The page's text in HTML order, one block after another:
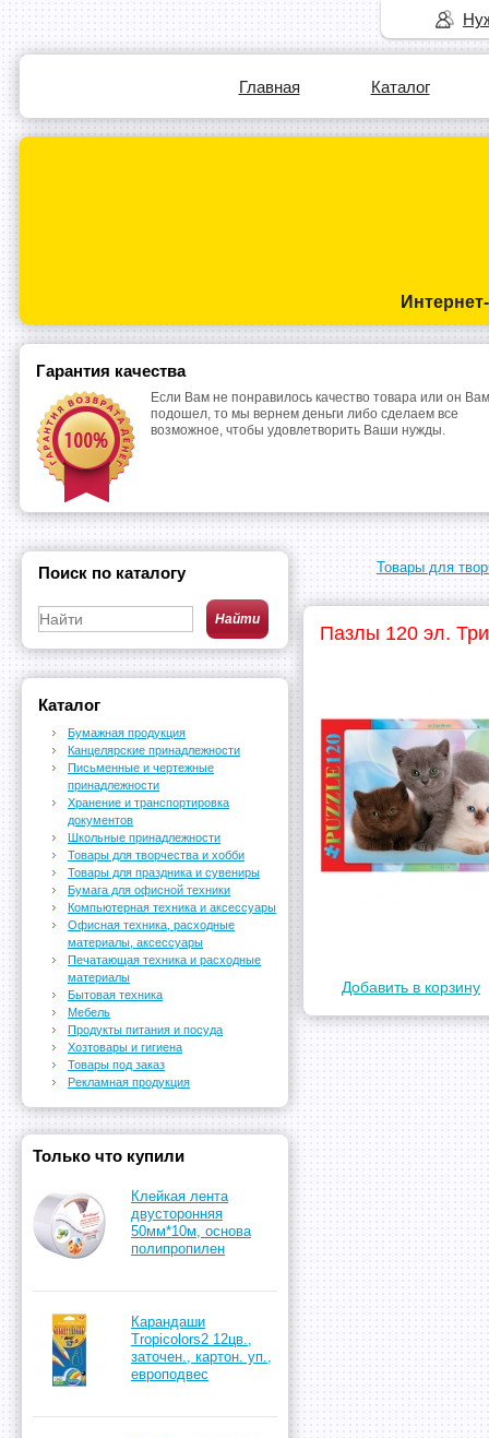
Главная Каталог
Гарантия качества
Если Вам не понравилось качество товара или он
подошел, то мы вернем деньги либо сделаем все
возможное, чтобы удовлетворить Ваши нужды.
Товары для
Пазлы 120 эл. Три
Добавить в корзину
Поиск по каталогу
Каталог
Бумажная продукция
Канцелярские принадлежности
Письменные и чертежные
принадлежности
Хранение и транспортировка
документов
Школьные принадлежности
Товары для творчества и хобби
Товары для праздника и сувениры
Бумага для офисной техники
Компьютерная техника и аксессуары
Офисная техника, расходные
материалы, аксессуары
Печатающая техника и расходные
материалы
Бытовая техника
Мебель
Продукты питания и посуда
Хозтовары и гигиена
Товары под заказ
Рекламная продукция
Только что купили
Клейкая лента
двусторонняя
50мм*10м, основа
полипропилен
Карандаши
Tropicolors2 12цв.,
заточен., картон. уп.,
европодвес